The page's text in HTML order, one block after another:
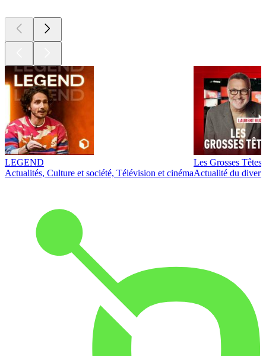
LEGEND
Actualités, Culture et société, Télévision et cinéma
Les Grosses Têtes
Actualité du